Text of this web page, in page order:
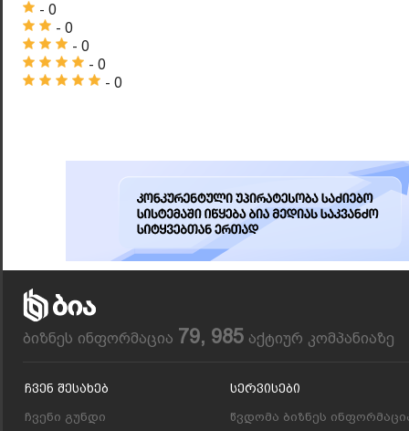
- 0
- 0
- 0
- 0
- 0
ბიზნეს ინფორმაცია 79, 985 აქტიურ კომპანიაზე
Ჩვენ Შესახებ
ჩვენი გუნდი
Სერვისები
წვდომა ბიზნეს